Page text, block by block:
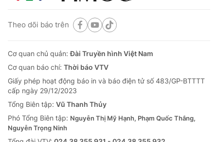
Theo dõi báo trên
Cơ quan chủ quản:Đài Truyền hình Việt Nam
Cơ quan báo chí: Thời báo VTV
Giấy phép hoạt động báo in và báo điện tử số 483/GP-BTTTT
cấp ngày 29/12/2023
Tổng Biên tập: Vũ Thanh Thủy
Phó Tổng Biên tập: Nguyễn Thị Mỹ Hạnh, Phạm Quốc Thắng,
Nguyễn Trọng Ninh